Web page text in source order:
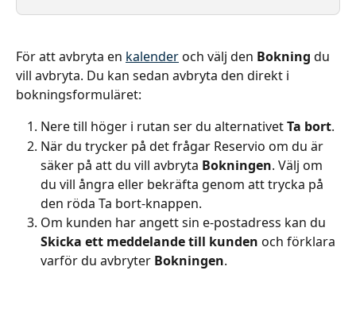
För att avbryta en kalender och välj den Bokning du
vill avbryta. Du kan sedan avbryta den direkt i
bokningsformuläret:
Nere till höger i rutan ser du alternativet Ta bort.
När du trycker på det frågar Reservio om du är
säker på att du vill avbryta Bokningen. Välj om
du vill ångra eller bekräfta genom att trycka på
den röda Ta bort-knappen.
Om kunden har angett sin e-postadress kan du
Skicka ett meddelande till kunden och förklara
varför du avbryter Bokningen.